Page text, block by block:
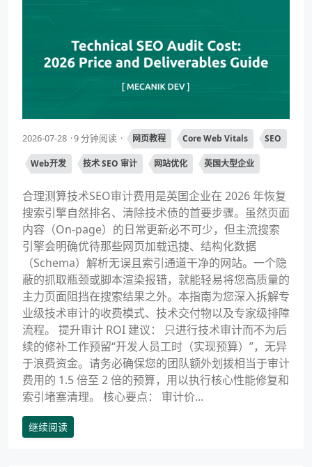
2026-07-28 9 分钟阅读 网页教程 Core Web Vitals SEO
Web开发 技术 SEO 审计 网站优化 英国大型企业
合理测算技术SEO审计费用是英国企业在 2026 年恢复
搜索引擎自然排名、清除技术债的首要步骤。虽然页面
内容（On-page）的日常更新必不可少，但主流搜索
引擎会明确优待那些网页加载迅捷、结构化数据
（Schema）解析无误且索引通道干净的网站。一个隐
蔽的抓取瓶颈或脚本渲染报错，就能轻易将您高质量的
主力页面阻挡在搜索结果之外。本指南为您深入拆解专
业级技术审计的收费模式、技术交付物以及专家级排障
流程。 提升审计 ROI 建议： 只进行技术审计而不为后
续的修补工作预留“开发人员工时（实现预算）”，无异
于浪费资金。请务必确保您的团队额外划拨相当于审计
费用的 1.5 倍至 2 倍的预算，用以执行核心性能修复和
索引堵塞清理。 核心要点： 审计价...
继续阅读